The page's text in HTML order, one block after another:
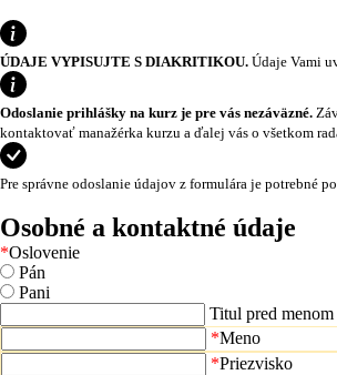
ÚDAJE VYPISUJTE S DIAKRITIKOU. Údaje Vami
Odoslanie prihlášky na kurz je pre vás nezáväzné.
kontaktovať manažérka kurzu a ďalej vás o všetkom
Pre správne odoslanie údajov z formulára je potrebné
Osobné a kontaktné údaje
*Oslovenie
Pán
Pani
Titul pred menom
*Meno
*Priezvisko